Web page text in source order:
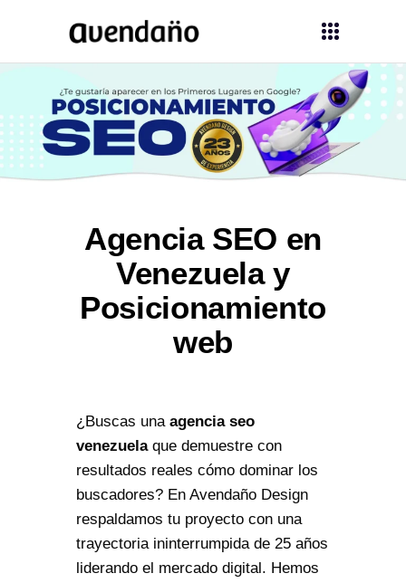
Agencia SEO en
Venezuela y
Posicionamiento
web
¿Buscas una agencia seo
venezuelaque demuestre con
resultados reales cómo dominar los
buscadores? En Avendaño Design
respaldamos tu proyecto con una
trayectoria ininterrumpida de 25 años
liderando el mercado digital. Hemos